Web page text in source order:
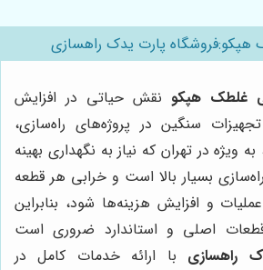
هپکو:فروشگاه پارت یدک راهسازی
غلطک هپکو نقش حیاتی در افزایش
سنگین در پروژه‌های راه‌سازی،
ویژه در تهران که نیاز به نگهداری بهینه
بسیار بالا است و خرابی هر قطعه
و افزایش هزینه‌ها شود، بنابراین
اصلی و استاندارد ضروری است
راهسازی با ارائه خدمات کامل در